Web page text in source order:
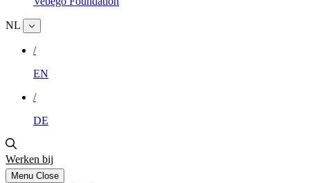
NL
/
EN
/
DE
Werken bij
Menu Close